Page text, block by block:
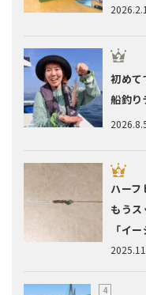
初めて
船釣り
ハーフ
もう
「イ